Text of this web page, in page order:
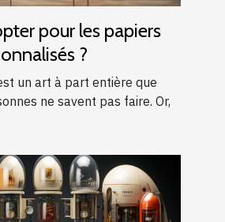
pour les papiers
?
un art à part entière que
ne savent pas faire. Or,